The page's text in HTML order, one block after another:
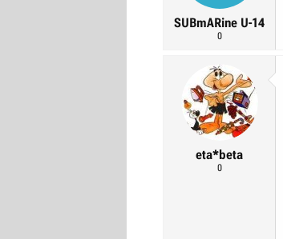
SUBmARine U-14
0
eta*beta
0